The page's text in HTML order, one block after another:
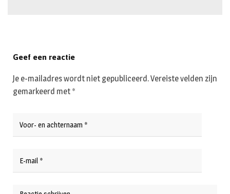
Geef een reactie
Je e-mailadres wordt niet gepubliceerd.Vereiste velden zijn
gemarkeerd met *